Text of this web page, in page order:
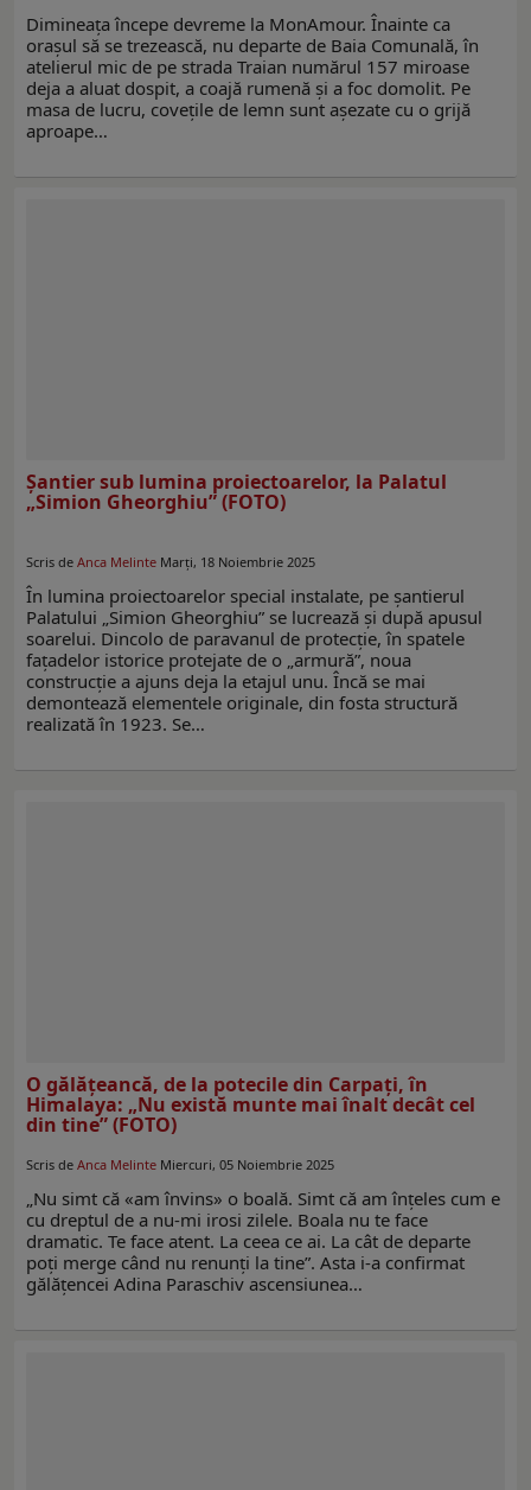
Dimineața începe devreme la MonAmour. Înainte ca
orașul să se trezească, nu departe de Baia Comunală, în
atelierul mic de pe strada Traian numărul 157 miroase
deja a aluat dospit, a coajă rumenă și a foc domolit. Pe
masa de lucru, covețile de lemn sunt așezate cu o grijă
aproape…
Şantier sub lumina proiectoarelor, la Palatul
„Simion Gheorghiu” (FOTO)
Scris de Anca Melinte Marți, 18 Noiembrie 2025
În lumina proiectoarelor special instalate, pe şantierul
Palatului „Simion Gheorghiu” se lucrează şi după apusul
soarelui. Dincolo de paravanul de protecţie, în spatele
faţadelor istorice protejate de o „armură”, noua
construcţie a ajuns deja la etajul unu. Încă se mai
demontează elementele originale, din fosta structură
realizată în 1923. Se…
O gălăţeancă, de la potecile din Carpați, în
Himalaya: „Nu există munte mai înalt decât cel
din tine” (FOTO)
Scris de Anca Melinte Miercuri, 05 Noiembrie 2025
„Nu simt că «am învins» o boală. Simt că am înțeles cum e
cu dreptul de a nu-mi irosi zilele. Boala nu te face
dramatic. Te face atent. La ceea ce ai. La cât de departe
poți merge când nu renunți la tine”. Asta i-a confirmat
gălăţencei Adina Paraschiv ascensiunea…